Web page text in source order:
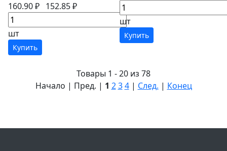
160.90 ₽ 152.85 ₽
шт
Купить
шт
Купить
Товары 1 - 20 из 78
Начало | Пред. | 1 2 3 4| След. | Конец